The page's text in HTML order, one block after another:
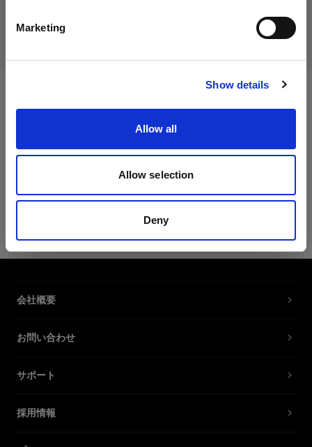
Marketing
Show details
Allow all
Allow selection
Deny
サイトにアクセス
配送と返品
仕様：
Profoto Sweatshirt Classic XL
コットン100％のクラシックなスウェッ
トシャツ
製品番号
コットン 100％ のクラシックなスウェットシャ
ツ。スリムなデザインとソフトな肌触りの素材が
イルと快適さミックスさせたいときにいつでも叶
会社概要
お問い合わせ
サポート
採用情報